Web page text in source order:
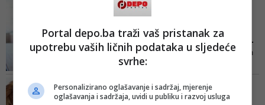
udala, ali u jednom je intervjuu
otkrila da na početku on na nju
PODRŠCI
Dalija Konaković ponovo
se oglasila: Prihvatili su...
"Napad na mene pretpostavljam
VRUĆA LINIJA
'Mislila sam da sam u
Portal depo.ba traži vaš pristanak za
upotrebu vaših ličnih podataka u sljedeće
svrhe:
Personalizirano oglašavanje i sadržaj, mjerenje
oglašavanja i sadržaja, uvidi u publiku i razvoj usluga